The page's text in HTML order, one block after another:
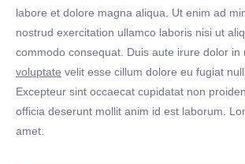
labore et dolore magna aliqua. Ut enim ad
nostrud exercitation ullamco laboris nisi ut
commodo consequat. Duis aute irure dolor in
voluptate velit esse cillum dolore eu fugiat
Excepteur sint occaecat cupidatat non
officia deserunt mollit anim id est laborum.
amet.